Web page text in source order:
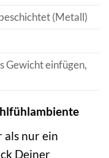
(Metall)
Gewicht einfügen,
als nur ein
Deiner